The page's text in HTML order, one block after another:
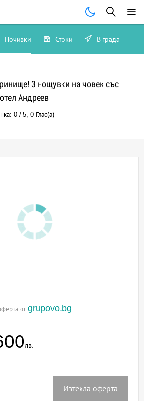
Почивки Стоки В града
3 нощувки на човек със
Андреев
0 /5,0 Глас(а)
от grupovo.bg
лв.
Изтекла оферта